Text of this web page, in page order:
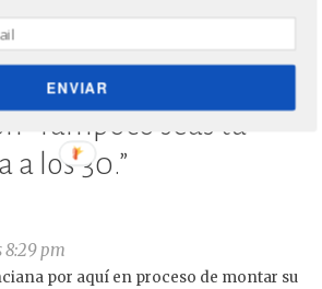
“
Tampoco seas tú
a los 30.”
8:29 pm
por aquí en proceso de montar su
ENVIAR